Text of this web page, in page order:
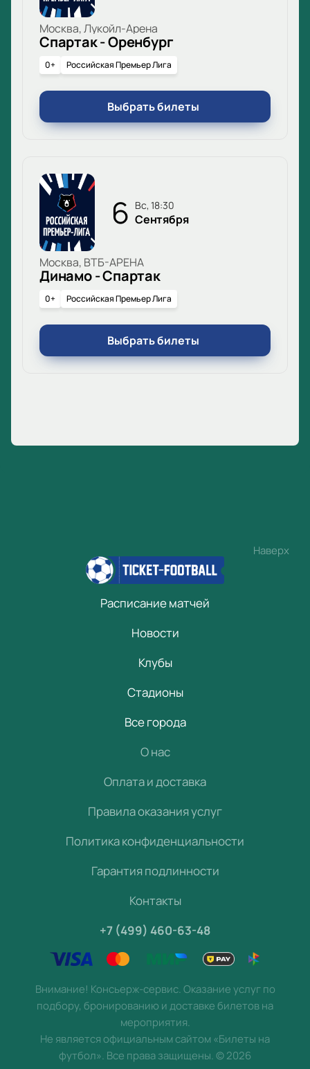
Москва, Лукойл-Арена
Спартак - Оренбург
0+ Российская Премьер Лига
Выбрать билеты
6 вс, 18:30
Сентября
Москва, ВТБ-АРЕНА
Динамо - Спартак
0+ Российская Премьер Лига
Выбрать билеты
Наверх
Расписание матчей
Новости
Клубы
Стадионы
Все города
О нас
Оплата и доставка
Правила оказания услуг
Политика конфиденциальности
Гарантия подлинности
Контакты
+7 (499) 460-63-48
Внимание! Консьерж-сервис. Оказание услуг по
подбору, бронированию и доставке билетов на
мероприятия.
Не является официальным сайтом «Билеты на
футбол». Все права защищены.©2026